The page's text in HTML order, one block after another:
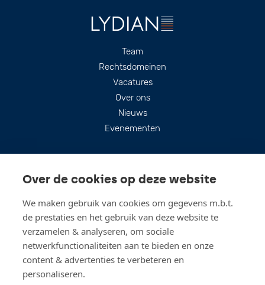
Over de cookies op deze website
We maken gebruik van cookies om gegevens m.b.t.
de prestaties en het gebruik van deze website te
verzamelen & analyseren, om sociale
netwerkfunctionaliteiten aan te bieden en onze
content & advertenties te verbeteren en
personaliseren.
Team
Rechtsdomeinen
Vacatures
Over ons
Nieuws
Evenementen